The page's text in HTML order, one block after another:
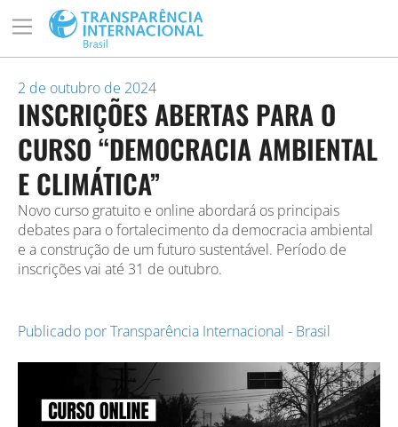
2 de outubro de 2024
INSCRIÇÕES ABERTAS PARA O
CURSO “DEMOCRACIA AMBIENTAL
E CLIMÁTICA”
Novo curso gratuito e online abordará os principais
debates para o fortalecimento da democracia ambiental
e a construção de um futuro sustentável. Período de
inscrições vai até 31 de outubro.
Publicado porTransparência Internacional - Brasil